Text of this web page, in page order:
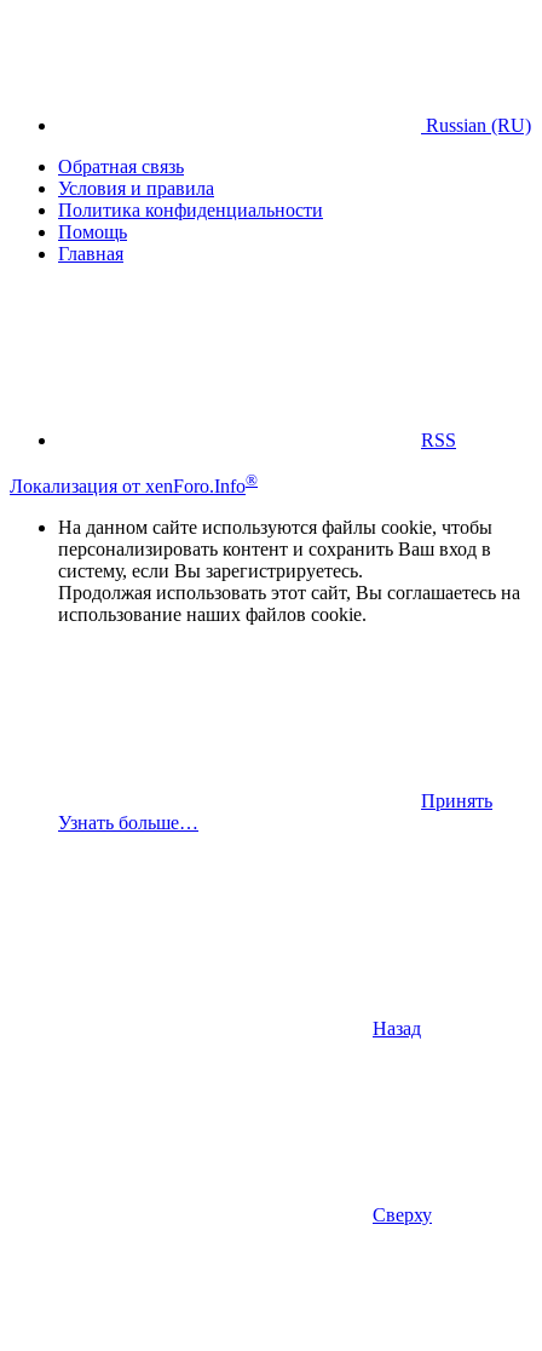
Russian (RU)
Обратная связь
Условия и правила
Политика конфиденциальности
Помощь
Главная
RSS
Локализация от xenForo.Info®
На данном сайте используются файлы cookie, чтобы
персонализировать контент и сохранить Ваш вход в
систему, если Вы зарегистрируетесь.
Продолжая использовать этот сайт, Вы соглашаетесь на
использование наших файлов cookie.
Принять
Узнать больше…
Назад
Сверху